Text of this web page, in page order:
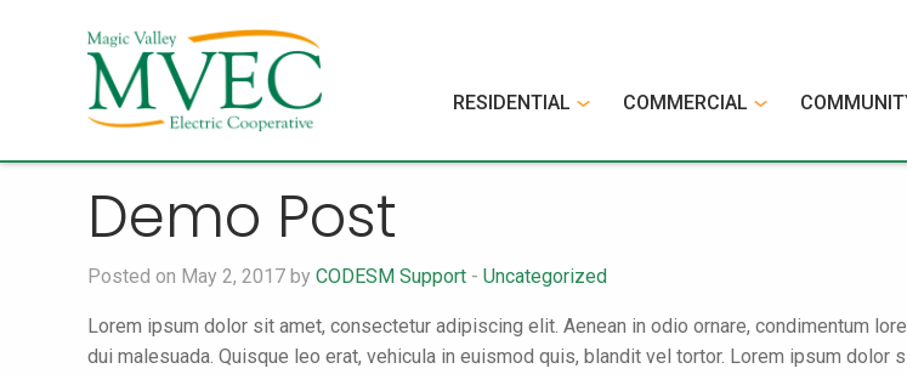
RESIDENTIAL COMMERCIAL
Demo Post
Posted on May 2, 2017 by CODESM Support - Uncategorized
Lorem ipsum dolor sit amet, consectetur adipiscing elit. Aenean in odio ornare, condimentum
dui malesuada. Quisque leo erat, vehicula in euismod quis, blandit vel tortor. Lorem ipsum